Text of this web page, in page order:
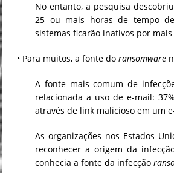
No entanto, a pesquisa
25 ou mais horas de tempo
sistemas ficarão inativos por
• Para muitos, a fonte do ransomware
A fonte mais comum de
relacionada a uso de e-mail:
através de link malicioso em um
As organizações nos Estados
reconhecer a origem da
conhecia a fonte da infecção